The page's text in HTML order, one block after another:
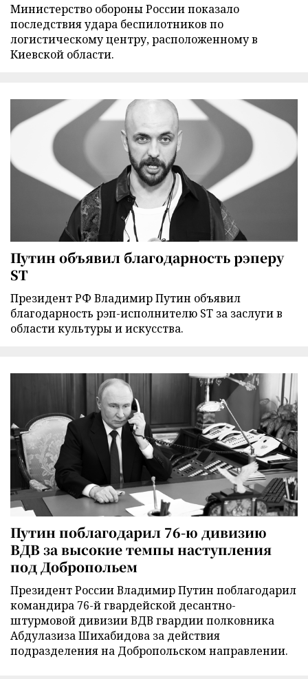
Министерство обороны России показало
последствия удара беспилотников по
логистическому центру, расположенному в
Киевской области.
Путин объявил благодарность рэперу
ST
Президент РФ Владимир Путин объявил
благодарность рэп-исполнителю ST за заслуги в
области культуры и искусства.
Путин поблагодарил 76-ю дивизию
ВДВ за высокие темпы наступления
под Добропольем
Президент России Владимир Путин поблагодарил
командира 76-й гвардейской десантно-
штурмовой дивизии ВДВ гвардии полковника
Абдулазиза Шихабидова за действия
подразделения на Добропольском направлении.